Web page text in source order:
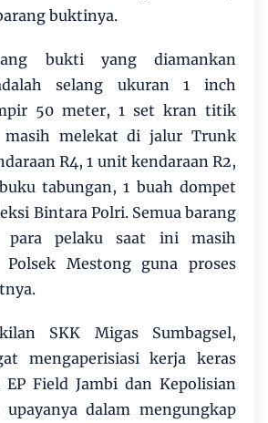
buktinya.
bukti yang diamankan
selang ukuran 1 inch
50 meter, 1 set kran titik
melekat di jalur Trunk
R4, 1 unit kendaraan R2,
tabungan, 1 buah dompet
Bintara Polri. Semua barang
para pelaku saat ini masih
Mestong guna proses
SKK Migas Sumbagsel,
mengaperisiasi kerja keras
Field Jambi dan Kepolisian
dalam mengungkap